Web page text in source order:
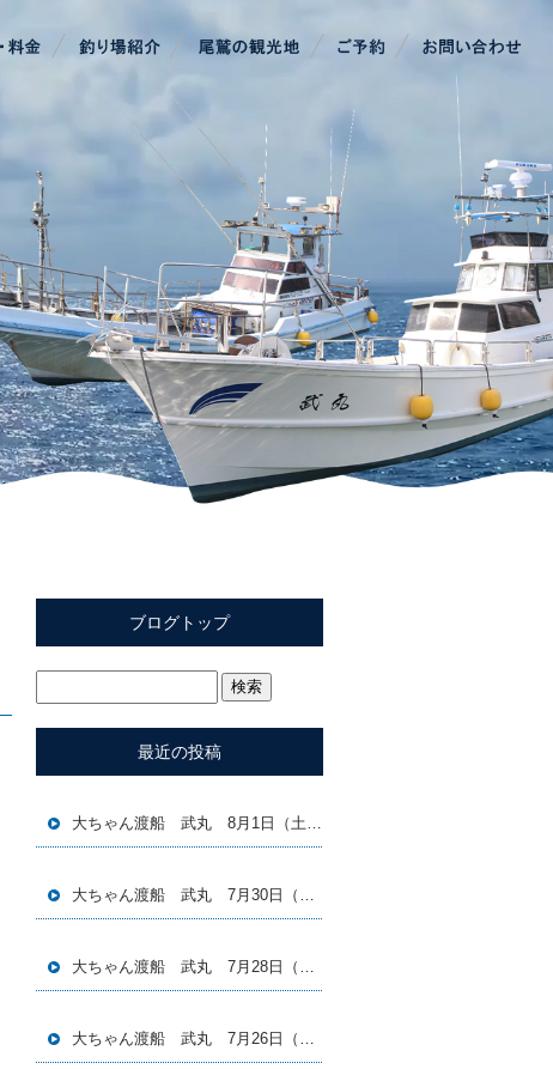
ブログトップ
最近の投稿
大ちゃん渡船 武丸 8月1日（土）磯釣り釣果
大ちゃん渡船 武丸 7月30日（木）磯釣り釣果
大ちゃん渡船 武丸 7月28日（火）磯釣り釣果
大ちゃん渡船 武丸 7月26日（日）磯釣り釣果